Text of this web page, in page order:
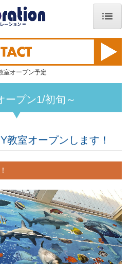
室オープン予定
ープン1/初旬～
室オープンします！